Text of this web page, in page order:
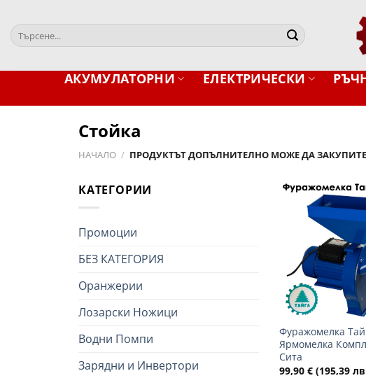
content
Търсене
за:
АКУМУЛАТОРНИ ЕЛЕКТРИЧЕСКИ
Стойка
НАЧАЛО / ПРОДУКТЪТ ДОПЪЛНИТЕЛНО МОЖЕ ДА ЗАКУПИТЕ
КАТЕГОРИИ
Промоции
БЕЗ КАТЕГОРИЯ
Оранжерии
Лозарски Ножици
Водни Помпи
Зарядни и Инвертори
+
Фуражомелка
Ярмомелка
Сита
99,90€ (195,39